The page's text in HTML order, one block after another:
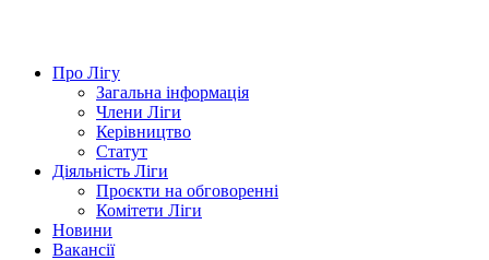
Про Лігу
Загальна інформація
Члени Ліги
Керівництво
Статут
Діяльність Ліги
Проєкти на обговоренні
Комітети Ліги
Новини
Вакансії